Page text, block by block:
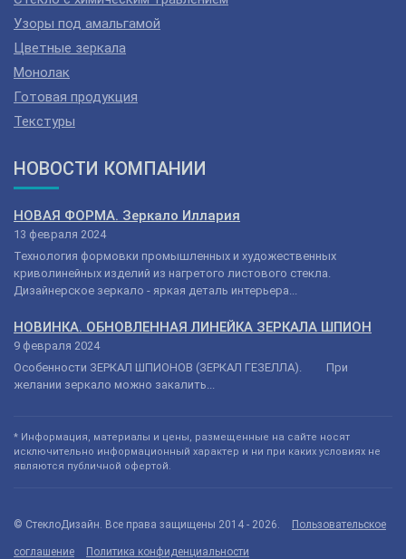
Узоры под амальгамой
Цветные зеркала
Монолак
Готовая продукция
Текстуры
НОВОСТИ КОМПАНИИ
НОВАЯ ФОРМА. Зеркало Иллария
13 февраля 2024
Технология формовки промышленных и художественных
криволинейных изделий из нагретого листового стекла.
Дизайнерское зеркало - яркая деталь интерьера...
НОВИНКА. ОБНОВЛЕННАЯ ЛИНЕЙКА ЗЕРКАЛА ШПИОН
9 февраля 2024
Особенности ЗЕРКАЛ ШПИОНОВ (ЗЕРКАЛ ГЕЗЕЛЛА). При
желании зеркало можно закалить...
* Информация, материалы и цены, размещенные на сайте носят
исключительно информационный характер и ни при каких условиях не
являются публичной офертой.
© СтеклоДизайн. Все права защищены 2014 - 2026. Пользовательское
соглашение Политика конфиденциальности